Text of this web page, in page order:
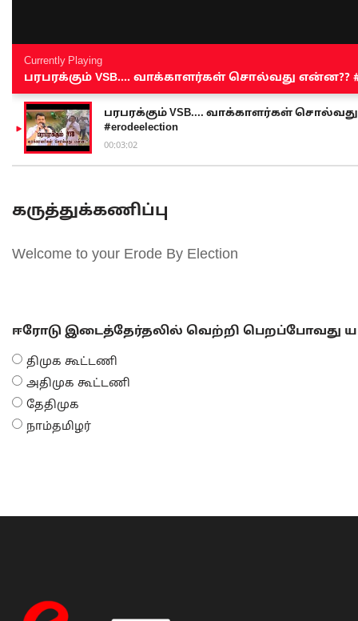
Currently Playing
பரபரக்கும் VSB.... வாக்காளர்கள் சொல்வது என்ன??
பரபரக்கும் VSB.... வாக்காளர்கள் சொல்வது
#erodeelection
00:03:02
கருத்துக்கணிப்பு
Welcome to your Erode By Election
ஈரோடு இடைத்தேர்தலில் வெற்றி பெறப்போவது
திமுக கூட்டணி
அதிமுக கூட்டணி
தேதிமுக
நாம்தமிழர்